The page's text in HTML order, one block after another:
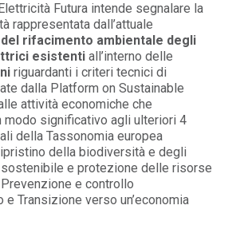
Futura intende segnalare la
rappresentata dall’attuale
rifacimento ambientale degli
esistenti all’interno delle
riguardanti i criteri tecnici di
dalla Platform on Sustainable
attività economiche che
modo significativo agli ulteriori 4
della Tassonomia europea
della biodiversità e degli
e protezione delle risorse
e controllo
e Transizione verso un’economia